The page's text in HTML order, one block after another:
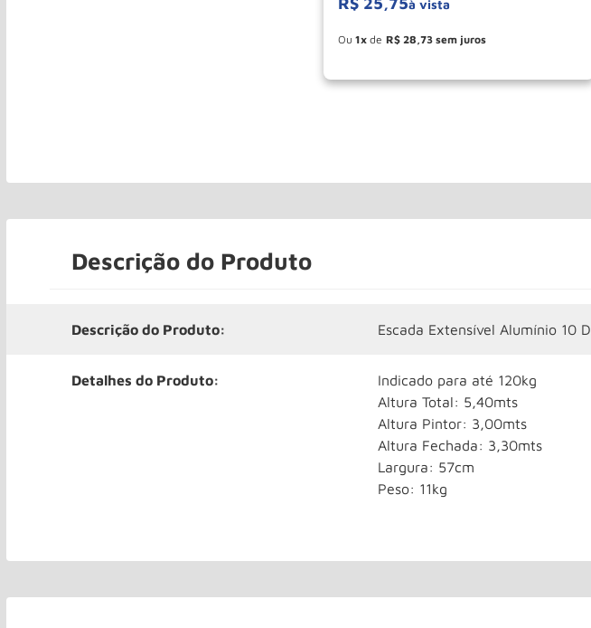
à vista
Esconder - Ganhe 10,37% de desconto
1
R$ 28 73
Descrição do Produto
Descrição do Produto: Escada Extensível Alumínio 10
Detalhes do Produto:
Indicado para até 120kg
Altura Total: 5,40mts
Altura Pintor: 3,00mts
Altura Fechada: 3,30mts
Largura: 57cm
Peso: 11kg